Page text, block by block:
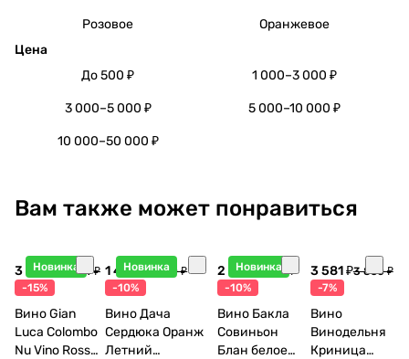
Розовое
Оранжевое
Цена
До 500 ₽
1 000–3 000 ₽
3 000–5 000 ₽ 5 000–10 000 ₽
10 000–50 000 ₽
Вам также может понравиться
Новинка
3 998 ₽4 704 ₽
-15%
Вино Gian
Luca Colombo
Nu Vino Rosso
Новинка
1 440 ₽1 600 ₽
-10%
Вино Дача
Сердюка Оранж
Летний
Новинка
2 115 ₽2 350 ₽
-10%
Вино Бакла
Совиньон
Блан белое
3 581 ₽3 850 ₽
-7%
Вино
Винодельня
Криница